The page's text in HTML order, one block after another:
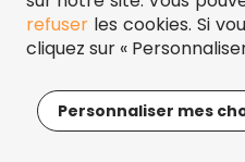
11,95€
refuserles cookies. Si
cliquez sur «
Personnaliser mes